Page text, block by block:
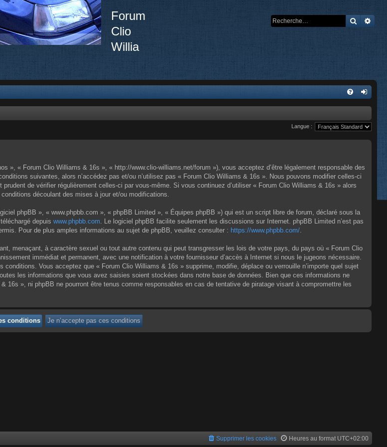
Forum
Clio
Willia
Langue :
», « Forum Clio Williams & 16s », « http://www.clio-williams.net/forum »), vous acceptez d’être légalement responsable des
suivantes, alors n’accédez pas et/ou n’utilisez pas « Forum Clio Williams & 16s ». Nous pouvons modifier celles-ci
de vérifier régulièrement celles-ci par vous-même. Si vous continuez d’utiliser « Forum Clio Williams & 16s » alors
découlant des mises à jour et/ou modifications.
phpBB », « www.phpbb.com », « phpBB Limited », « Équipes phpBB ») qui est un script libre de forum, déclaré sous la
depuis www.phpbb.com . Le logiciel phpBB facilite seulement les discussions sur Internet. phpBB Limited n’est pas
Pour de plus amples informations au sujet de phpBB, veuillez consulter : https://www.phpbb.com/
menaçant, à caractère sexuel ou tout autre contenu qui peut transgresser les lois de votre pays, du pays où « Forum Clio
immédiat et permanent, avec une notification à votre fournisseur d’accès à Internet si nous le jugeons nécessaire.
Vous acceptez que « Forum Clio Williams & 16s » supprime, modifie, déplace ou verrouille n’importe quel sujet
les informations que vous avez saisies soient stockées dans notre base de données. Bien que ces informations ne
», ni phpBB ne pourront être tenus comme responsables en cas de tentative de piratage visant à compromettre les
Heures au format UTC+02:00
Supprimer les cookies